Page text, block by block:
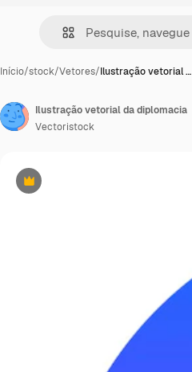
Início/stock/Vetores/Ilustração vetorial …
Premium
Ilustração vetorial da diplomacia
Vectoristock